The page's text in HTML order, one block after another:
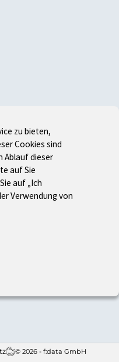
© 2026 - f:data GmbH
zu bieten,
Cookies sind
Ablauf dieser
auf Sie
auf „Ich
Verwendung von